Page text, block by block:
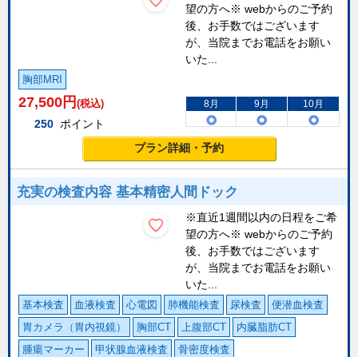
望の方へ※ webからのご予約
後、お手数ではございます
が、当院までお電話をお願い
いた...
胸部MRI
27,500 円 (税込)
250 ポイント
8月 9月 10月
プラン詳細・予約
充実の検査内容 基本精密人間ドック
※直近1週間以内の日程をご希
望の方へ※ webからのご予約
後、お手数ではございます
が、当院までお電話をお願い
いた...
基本検査 血液検査 心電図 肺機能検査 尿検査
便潜血検査
胃カメラ（胃内視鏡）
胸部CT 上腹部CT
内臓脂肪CT
腫瘍マーカー
甲状腺血液検査 骨密度検査